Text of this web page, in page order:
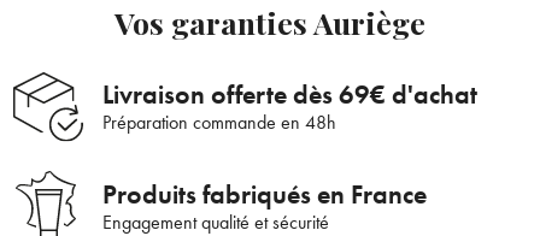
Vos garanties Auriège
Livraison offerte dès 69€ d'achat
Préparation commande en 48h
Produits fabriqués en France
Engagement qualité et sécurité